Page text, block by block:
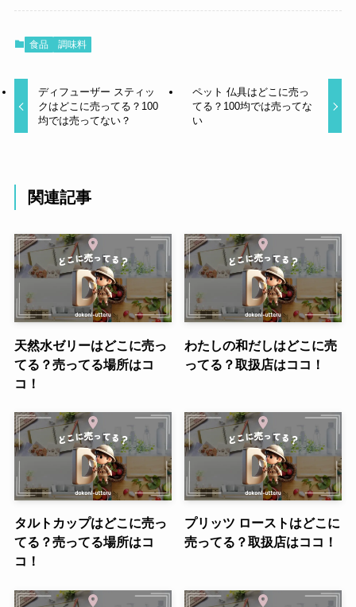
食品 調味料
ディフューザー スティッ
クはどこに売ってる？100
均では売ってない？
ペット 仏具はどこに売っ
てる？100均では売ってな
い
関連記事
天然水ゼリーはどこに売っ
てる？売ってる場所はコ
コ！
わたしの和だしはどこに売
ってる？取扱店はココ！
タルトカップはどこに売っ
てる？売ってる場所はコ
コ！
プリッツ ローストはどこに
売ってる？取扱店はココ！